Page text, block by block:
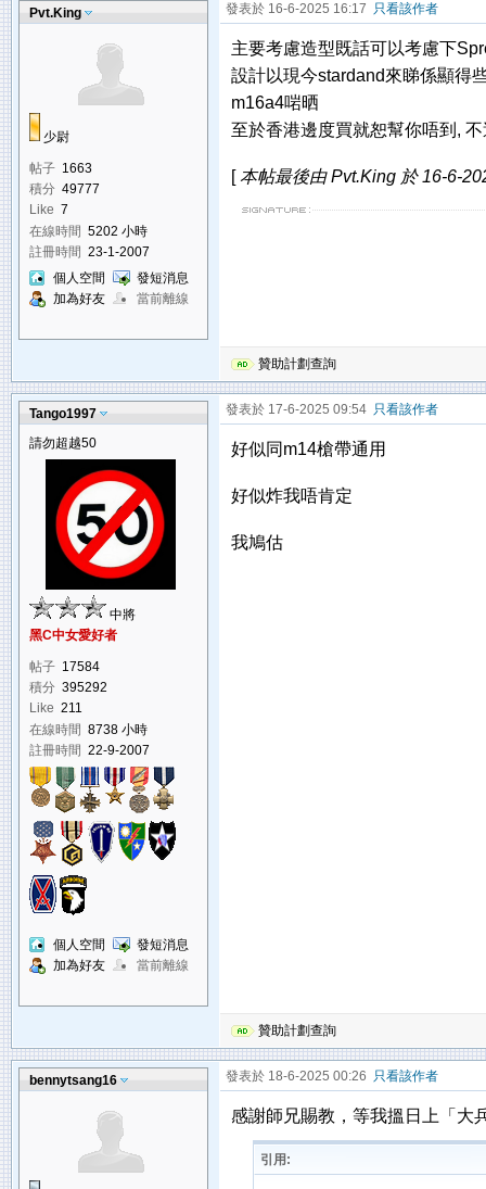
Pvt.King
少尉
帖子 1663
積分 49777
Like 7
在線時間 5202 小時
註冊時間 23-1-2007
個人空間
發短消息
加為好友
當前離線
發表於 16-6-2025 16:17 只看該作者
主要考慮造型既話可以考慮下
設計以現今stardand來睇係顯得
m16a4啱晒
至於香港邊度買就恕幫你唔到,
[本帖最後由 Pvt.King 於 16-6-
贊助計劃查詢
Tango1997
請勿超越50
中將
黑C中女愛好者
帖子 17584
積分 395292
Like 211
在線時間 8738 小時
註冊時間 22-9-2007
個人空間
發短消息
加為好友
當前離線
發表於 17-6-2025 09:54 只看該作者
好似同m14槍帶通用
好似炸我唔肯定
我鳩估
贊助計劃查詢
bennytsang16 發表於 18-6-2025 00:26 只看該作者
感謝師兄賜教，等我搵日上「大
引用: